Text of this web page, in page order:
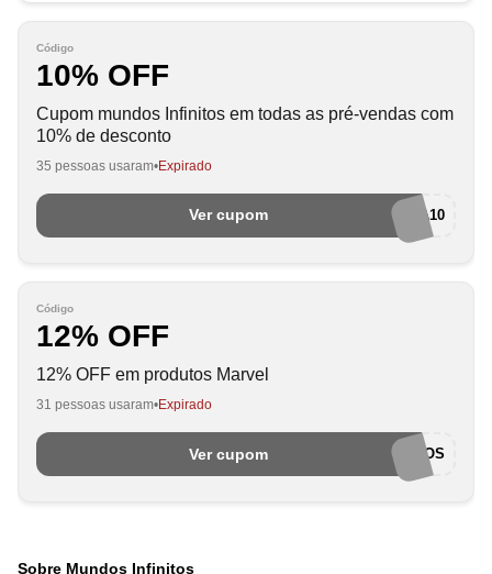
Código
10% OFF
Cupom mundos Infinitos em todas as pré-vendas com
10% de desconto
35 pessoas usaram Expirado
Ver cupom PREVENDA10
Código
12% OFF
12% OFF em produtos Marvel
31 pessoas usaram Expirado
Ver cupom MARVELNAMUNDOS
Sobre Mundos Infinitos